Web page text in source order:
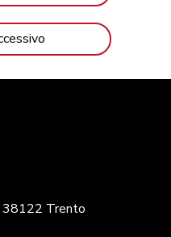
38122 Trento